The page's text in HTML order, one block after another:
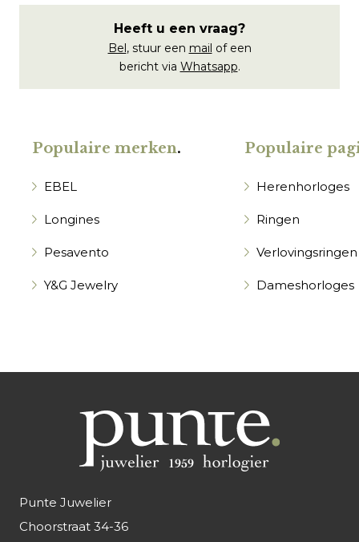
Heeft u een vraag?
Bel, stuur een mail of een
bericht via Whatsapp.
Populaire merken.
EBEL
Longines
Pesavento
Y&G Jewelry
Populaire
Herenhorloges
Ringen
Verlovingsringen
Dameshorloges
Punte Juwelier
Choorstraat 34-36